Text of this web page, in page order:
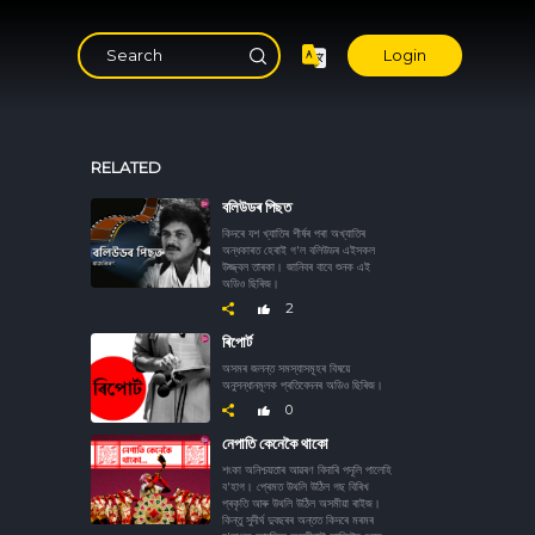
Login
RELATED
বলিউডৰ পিছত
কিদৰে যশ খ্যাতিৰ শীৰ্ষৰ পৰা অখ্যাতিৰ
অন্ধকাৰত হেৰাই গ'ল বলিউডৰ এইসকল
উজ্জ্বল তাৰকা। জানিবৰ বাবে শুনক এই
অডিও ছিৰিজ।
2
ৰিপোৰ্ট
অসমৰ জলন্ত সমস্যাসমূহৰ বিষয়ে
অনুসন্ধানমূলক প্ৰতিবেদনৰ অডিও ছিৰিজ।
0
নেপাতি কেনেকৈ থাকো
শংকা অনিশ্চয়তাৰ আৱৰণ বিদাৰি পদূলি পালেহি
ব'হাগ। প্ৰেমত উথলি উঠিল গছ বিৰিখ
প্ৰকৃতি আৰু উথলি উঠিল অসমীয়া ৰাইজ।
কিন্তু সুদীৰ্ঘ দুবছৰৰ অন্তত কিদৰে মৰমৰ